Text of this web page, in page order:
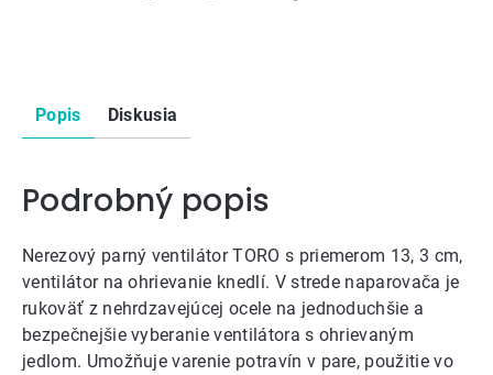
Popis Diskusia
Podrobný popis
Nerezový parný ventilátor TORO s priemerom 13, 3 cm,
ventilátor na ohrievanie knedlí. V strede naparovača je
rukoväť z nehrdzavejúcej ocele na jednoduchšie a
bezpečnejšie vyberanie ventilátora s ohrievaným
jedlom. Umožňuje varenie potravín v pare, použitie vo